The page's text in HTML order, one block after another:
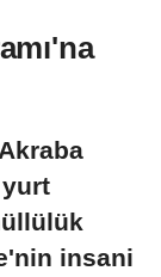
yurt
insani